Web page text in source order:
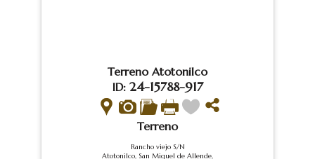
Terreno Atotonilco
ID: 24-15788-917
Terreno
Rancho viejo S/N
Atotonilco, San Miguel de Allende,